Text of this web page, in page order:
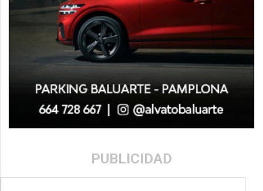
PUBLICIDAD